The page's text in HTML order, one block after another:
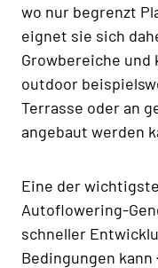
wo nur begrenzt
eignet sie sich
Growbereiche und
outdoor
Terrasse oder an
angebaut werden
Eine der
Autoflowering-
schneller
Bedingungen kann